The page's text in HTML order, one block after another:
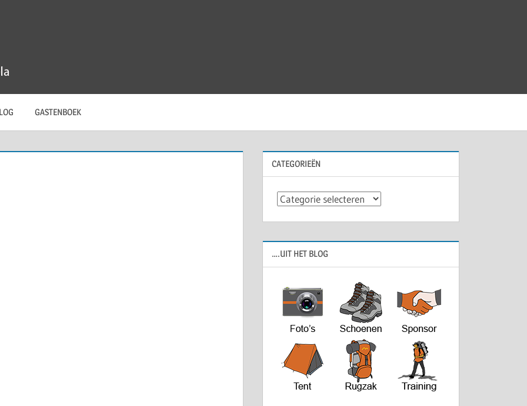
GASTENBOEK
CATEGORIEËN
Categorieën
….UIT HET BLOG